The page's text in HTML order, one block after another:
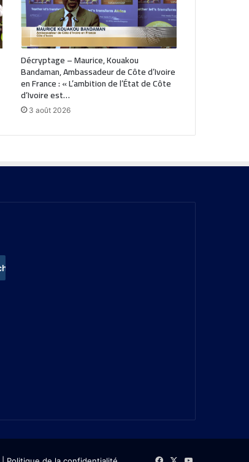
Décryptage – Maurice, Kouakou
Bandaman, Ambassadeur de Côte d’Ivoire
en France : « L’ambition de l’État de Côte
d’Ivoire est…
3 août 2026